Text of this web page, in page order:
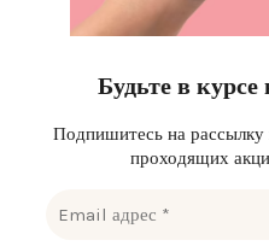
Будьте в
Подпишитесь на
проходящих